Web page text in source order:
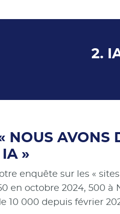
2.
NOUS AVONS
IA »
enquête sur les «
en octobre 2024, 500
10 000 depuis février